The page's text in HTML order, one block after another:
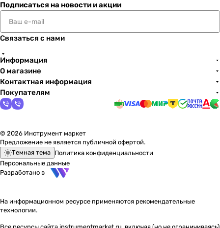
Подписаться на новости и акции
Связаться с нами
Информация
О магазине
Контактная информация
Покупателям
© 2026 Инструмент маркет
Предложение не является публичной офертой.
Темная тема Политика конфиденциальности
Персональные данные
Разработано в
На информационном ресурсе применяются рекомендательные
технологии.